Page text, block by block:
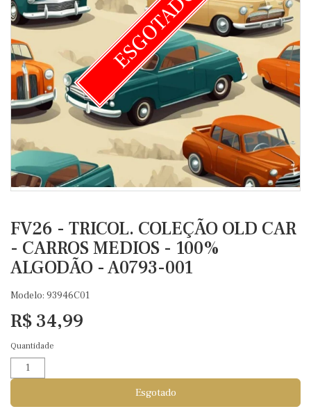
ESGOTADO
FV26 - TRICOL. COLEÇÃO OLD CAR
- CARROS MEDIOS - 100%
ALGODÃO - A0793-001
Modelo: 93946C01
R$ 34,99
Quantidade
Esgotado